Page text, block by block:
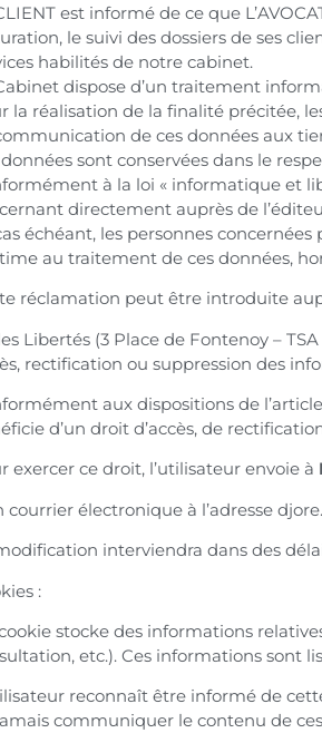
est informé de ce que
le suivi des dossiers de ses
habilités de notre cabinet.
dispose d’un traitement
la réalisation de la finalité précitée,
de ces données aux
données sont conservées dans le
à la loi « informatique et
directement auprès de
échéant, les personnes
au traitement de ces données,
réclamation peut être introduite
Libertés (3 Place de Fontenoy – TSA
rectification ou suppression des
aux dispositions de
d’un droit d’accès, de
exercer ce droit, l’utilisateur envoie à
courrier électronique à l’adresse
interviendra dans des
:
stocke des informations
etc.). Ces informations sont
reconnaît être informé de
communiquer le contenu de